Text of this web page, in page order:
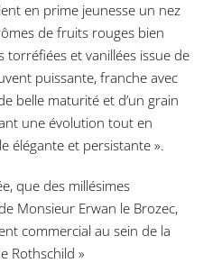
en prime jeunesse un nez
de fruits rouges bien
torréfiées et vanillées issue de
puissante, franche avec
belle maturité et d’un grain
une évolution tout en
élégante et persistante ».
que des millésimes
Monsieur Erwan le Brozec,
commercial au sein de la
Rothschild »